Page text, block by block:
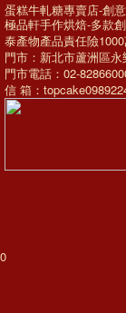
蛋糕牛軋糖專賣店-創
極品軒手作烘焙-多款
泰產物產品責任險
門市：新北市蘆洲區
門市電話：02-
信 箱：
0